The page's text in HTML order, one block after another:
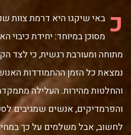
כ באי שיקגו היא דרמת צוות
מתוחה ומעורבת רגשית, כי לצד
נמצאת כל הזמן ההתמודדות
והחלטות מהירות. העלילה
והפרמדיקים, אנשים שמגיבים
לחשוב, אבל משלמים על כך